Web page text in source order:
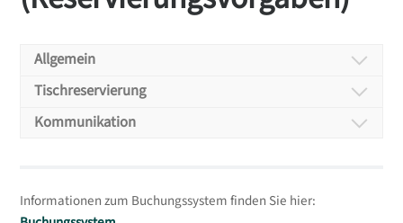
Allgemein
Allgemein
Tischreservierung
Tischreservierung
Widget-Steuerung
Kommunikation
— die Kommunikation vor und nach einer Buchung.
Informationen zum Buchungssystem finden Sie hier: